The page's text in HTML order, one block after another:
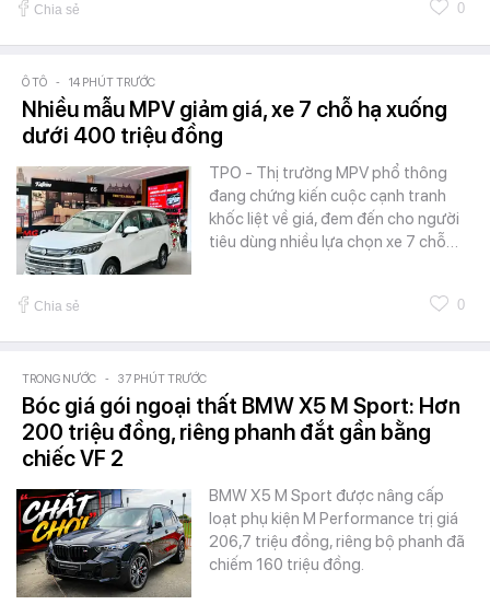
Chia sẻ 0
Ô TÔ - 14 PHÚT TRƯỚC
Nhiều mẫu MPV giảm giá, xe 7 chỗ hạ xuống
dưới 400 triệu đồng
TPO - Thị trường MPV phổ thông
đang chứng kiến cuộc cạnh tranh
khốc liệt về giá, đem đến cho người
tiêu dùng nhiều lựa chọn xe 7 chỗ…
Chia sẻ 0
TRONG NƯỚC - 37 PHÚT TRƯỚC
Bóc giá gói ngoại thất BMW X5 M Sport: Hơn
200 triệu đồng, riêng phanh đắt gần bằng
chiếc VF 2
BMW X5 M Sport được nâng cấp
loạt phụ kiện M Performance trị giá
206,7 triệu đồng, riêng bộ phanh đã
chiếm 160 triệu đồng.